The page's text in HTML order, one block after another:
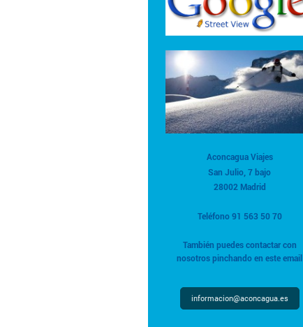
Aconcagua Viajes
San Julio, 7 bajo
28002 Madrid
Teléfono 91 563 50 70
También puedes contactar con
nosotros pinchando en este email
informacion@aconcagua.es